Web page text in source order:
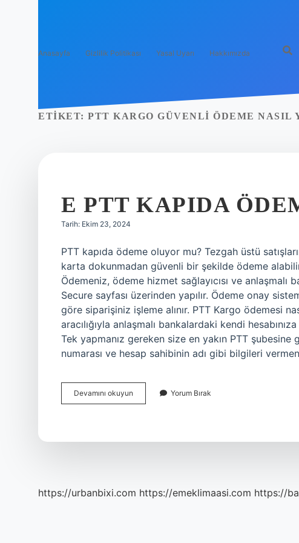
Anasayfa Gizlilik Politikası Yasal Uyarı Hakkımızda
ETIKET: PTT KARGO GÜVENLI ÖDEME NASIL
E PTT KAPIDA
Tarih: Ekim 23, 2024
PTT kapıda ödeme oluyor mu? Tezgah üstü
karta dokunmadan güvenli bir şekilde ödeme
Ödemeniz, ödeme hizmet sağlayıcısı ve anlaşmalı
Secure sayfası üzerinden yapılır. Ödeme onay
göre siparişiniz işleme alınır. PTT Kargo ödemesi
aracılığıyla anlaşmalı bankalardaki kendi
Tek yapmanız gereken size en yakın PTT
numarası ve hesap sahibinin adı gibi bilgileri
Devamını okuyun
Ptt
Yorum Bırak
https://urbanbixi.com https://emeklimaasi.com https://